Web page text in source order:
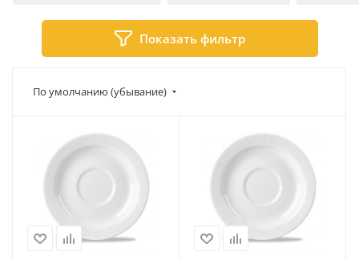
Показать фильтр
По умолчанию (убывание)